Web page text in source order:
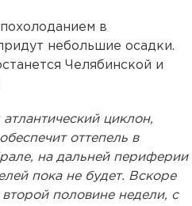
в
небольшие осадки.
Челябинской и
циклон,
оттепель в
на дальней периферии
пока не будет. Вскоре
половине недели, с